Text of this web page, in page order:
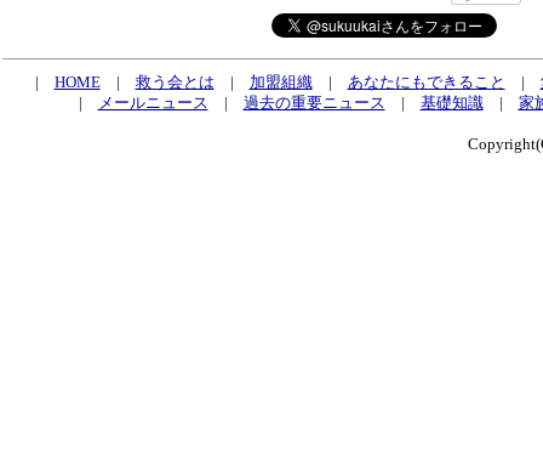
| HOME| 救う会とは | 加盟組織| あなたにもできること |
|
メールニュース | 過去の重要ニュース | 基礎知識| 家